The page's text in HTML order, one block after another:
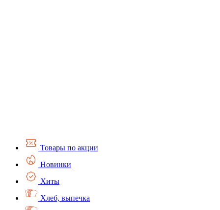
Товары по акции
Новинки
Хиты
Хлеб, выпечка